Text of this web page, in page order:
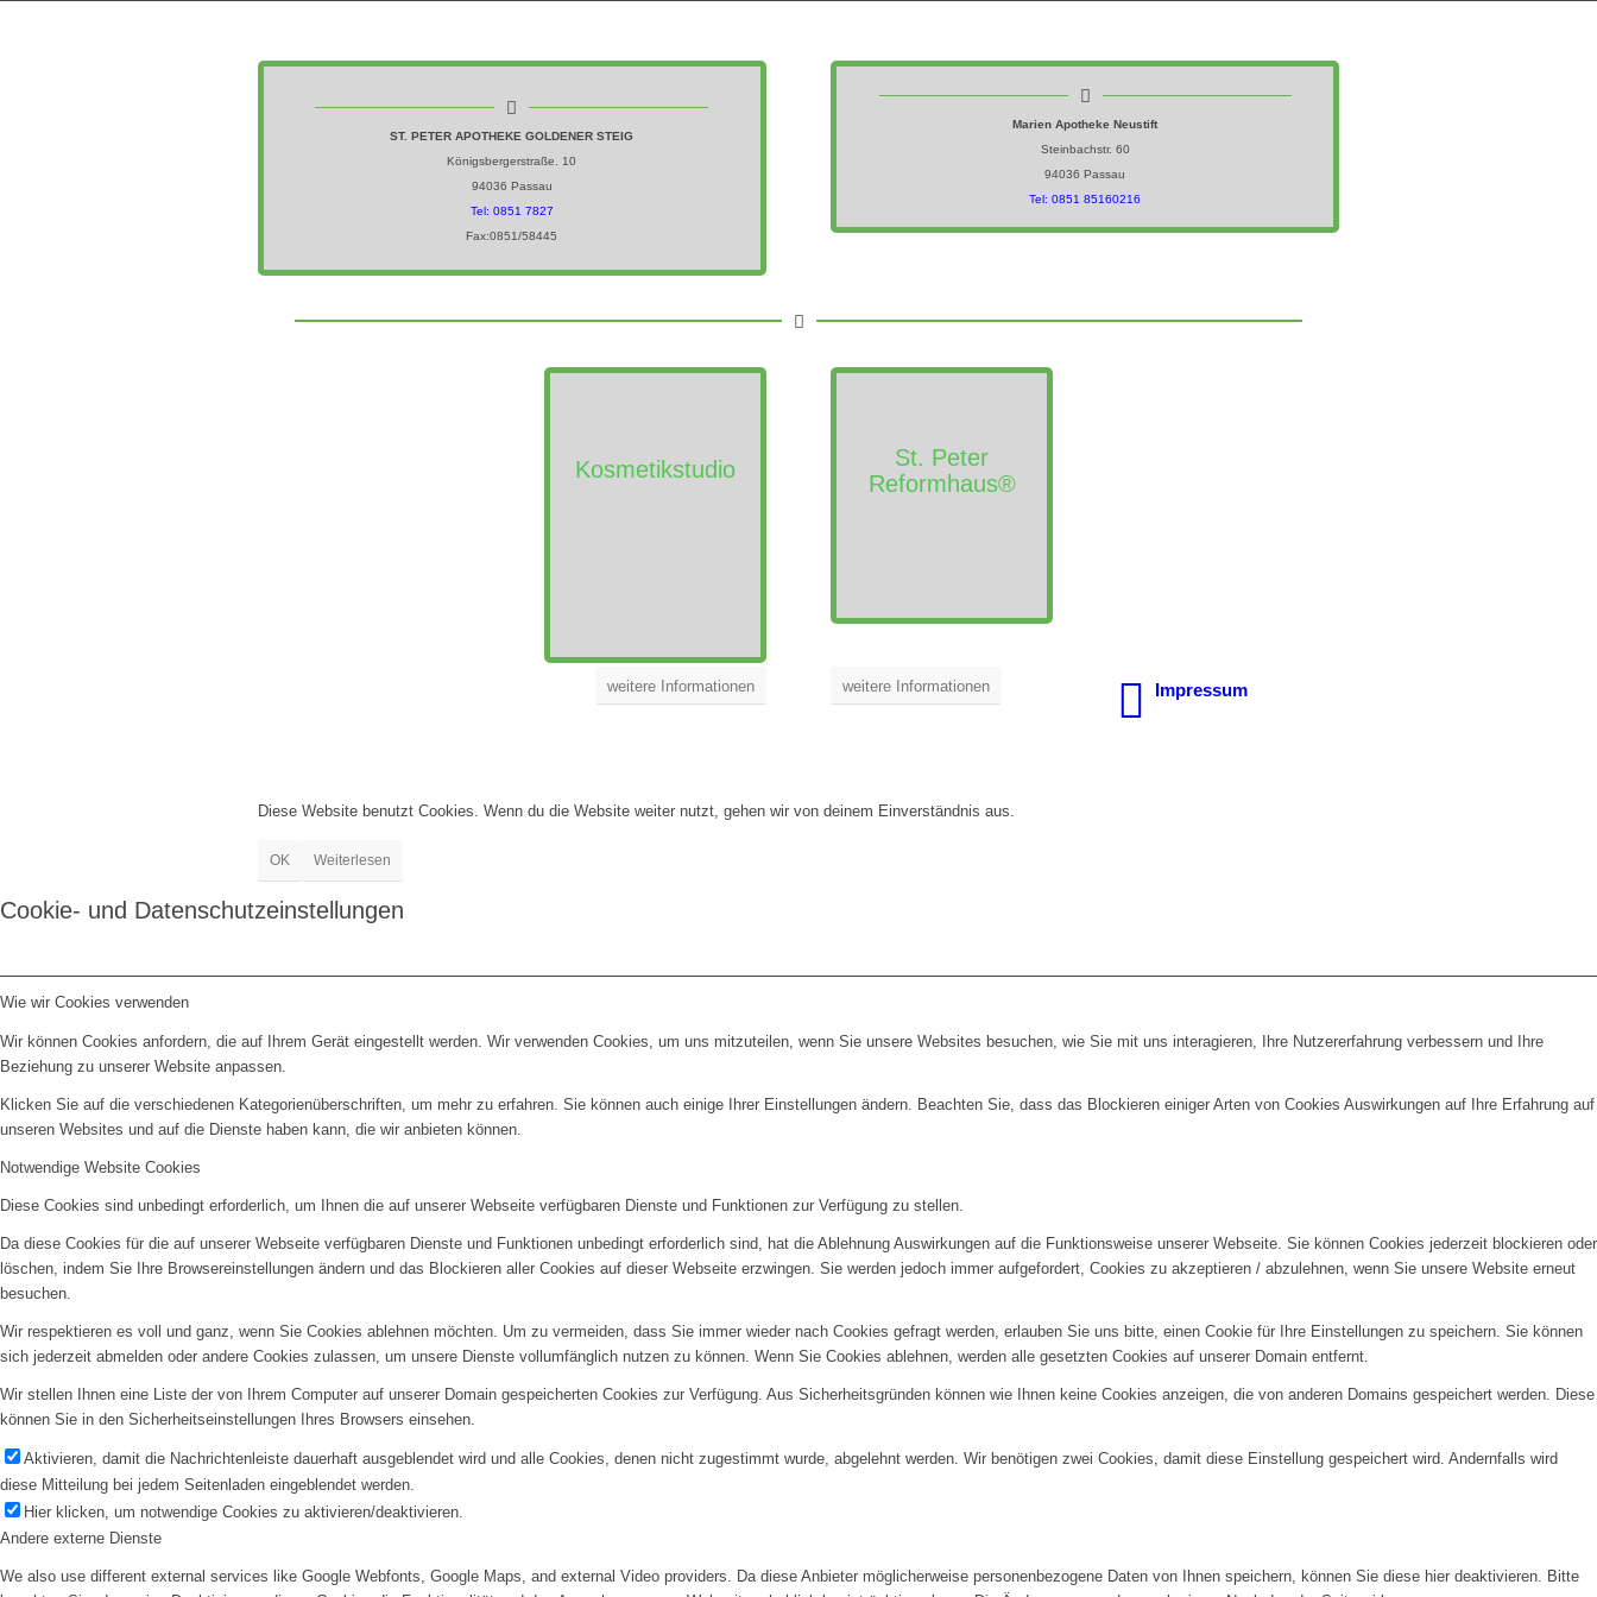
ST. PETER APOTHEKE GOLDENER STEIG
Königsbergerstraße. 10
94036 Passau
Tel: 0851 7827
Fax:0851/58445
Marien Apotheke Neustift
Steinbachstr. 60
94036 Passau
Tel: 0851 85160216
Kosmetikstudio
St. Peter
Reformhaus®
weitere Informationen weitere Informationen Impressum
Diese Website benutzt Cookies. Wenn du die Website weiter nutzt, gehen wir von deinem Einverständnis aus.
OK Weiterlesen
Cookie- und Datenschutzeinstellungen
Wie wir Cookies verwenden
Wir können Cookies anfordern, die auf Ihrem Gerät eingestellt werden. Wir verwenden Cookies, um uns mitzuteilen, wenn Sie unsere Websites besuchen, wie Sie mit uns interagieren, Ihre Nutzererfahrung verbessern und Ihre
Beziehung zu unserer Website anpassen.
Klicken Sie auf die verschiedenen Kategorienüberschriften, um mehr zu erfahren. Sie können auch einige Ihrer Einstellungen ändern. Beachten Sie, dass das Blockieren einiger Arten von Cookies Auswirkungen auf Ihre Erfahrung auf
unseren Websites und auf die Dienste haben kann, die wir anbieten können.
Notwendige Website Cookies
Diese Cookies sind unbedingt erforderlich, um Ihnen die auf unserer Webseite verfügbaren Dienste und Funktionen zur Verfügung zu stellen.
Da diese Cookies für die auf unserer Webseite verfügbaren Dienste und Funktionen unbedingt erforderlich sind, hat die Ablehnung Auswirkungen auf die Funktionsweise unserer Webseite. Sie können Cookies jederzeit blockieren oder
löschen, indem Sie Ihre Browsereinstellungen ändern und das Blockieren aller Cookies auf dieser Webseite erzwingen. Sie werden jedoch immer aufgefordert, Cookies zu akzeptieren / abzulehnen, wenn Sie unsere Website erneut
besuchen.
Wir respektieren es voll und ganz, wenn Sie Cookies ablehnen möchten. Um zu vermeiden, dass Sie immer wieder nach Cookies gefragt werden, erlauben Sie uns bitte, einen Cookie für Ihre Einstellungen zu speichern. Sie können
sich jederzeit abmelden oder andere Cookies zulassen, um unsere Dienste vollumfänglich nutzen zu können. Wenn Sie Cookies ablehnen, werden alle gesetzten Cookies auf unserer Domain entfernt.
Wir stellen Ihnen eine Liste der von Ihrem Computer auf unserer Domain gespeicherten Cookies zur Verfügung. Aus Sicherheitsgründen können wie Ihnen keine Cookies anzeigen, die von anderen Domains gespeichert werden. Diese
können Sie in den Sicherheitseinstellungen Ihres Browsers einsehen.
Aktivieren, damit die Nachrichtenleiste dauerhaft ausgeblendet wird und alle Cookies, denen nicht zugestimmt wurde, abgelehnt werden. Wir benötigen zwei Cookies, damit diese Einstellung gespeichert wird. Andernfalls wird
diese Mitteilung bei jedem Seitenladen eingeblendet werden.
Hier klicken, um notwendige Cookies zu aktivieren/deaktivieren.
Andere externe Dienste
We also use different external services like Google Webfonts, Google Maps, and external Video providers. Da diese Anbieter möglicherweise personenbezogene Daten von Ihnen speichern, können Sie diese hier deaktivieren. Bitte